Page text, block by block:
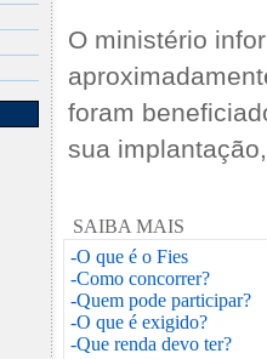
O ministério
foram
sua
SAIBA MAIS
-O que é o Fies
-Como concorrer?
-Quem pode participar?
-O que é exigido?
-Que renda devo ter?